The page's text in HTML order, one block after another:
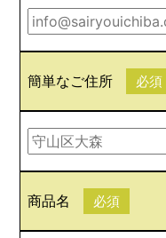
簡単なご住所 必須
商品名 必須